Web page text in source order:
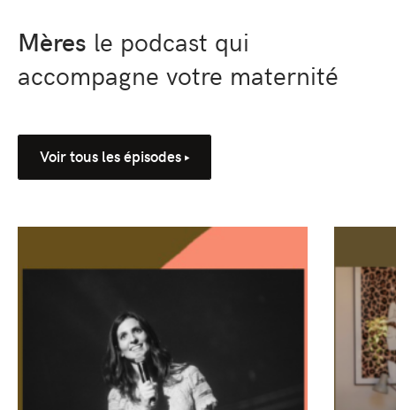
Mères le podcast qui
accompagne votre maternité
Voir tous les épisodes